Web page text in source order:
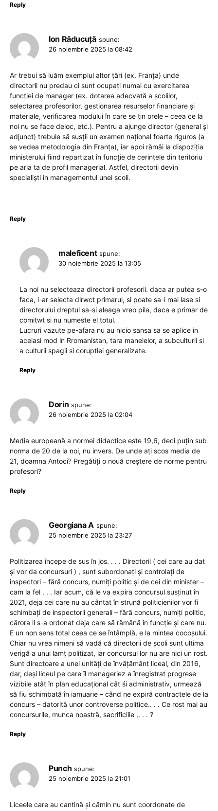
Reply
Ion Răducuță spune:
26 noiembrie 2025 la 08:42
Ar trebui să luăm exemplul altor țări (ex. Franța) unde
directorii nu predau ci sunt ocupați numai cu exercitarea
funcției de manager (ex. dotarea adecvată a școlilor,
selectarea profesorilor, gestionarea resurselor financiare și
materiale, verificarea modului în care se țin orele – ceea ce la
noi nu se face deloc, etc.). Pentru a ajunge director (general și
adjunct) trebuie să susții un examen național foarte riguros (a
se vedea metodologia din Franța), iar apoi rămâi la dispoziția
ministerului fiind repartizat în funcție de cerințele din teritoriu
pe aria ta de profil managerial. Astfel, directorii devin
specialiști in managementul unei școli.
Reply
maleficent spune:
30 noiembrie 2025 la 13:05
La noi nu selecteaza directorii profesorii. daca ar putea s-o
faca, i-ar selecta dirwct primarul, si poate sa-i mai lase si
directorului dreptul sa-si aleaga vreo pila, daca e primar de
comitwt si nu numeste el totul.
Lucruri vazute pe-afara nu au nicio sansa sa se aplice in
acelasi mod in Rromanistan, tara manelelor, a subculturii si
a culturii spagii si coruptiei generalizate.
Reply
Dorin spune:
26 noiembrie 2025 la 02:04
Media europeană a normei didactice este 19,6, deci puțin sub
norma de 20 de la noi, nu invers. De unde ați scos media de
21, doamna Antoci? Pregătiți o nouă creștere de norme pentru
profesori?
Reply
Georgiana A spune:
25 noiembrie 2025 la 23:27
Politizarea începe de sus în jos. . . . Directorii ( cei care au dat
și vor da concursuri ) , sunt subordonați și controlați de
inspectori – fără concurs, numiți politic și de cei din minister –
cam la fel . . . Iar acum, că le va expira concursul susținut în
2021, deja cei care nu au cântat în strună politicienilor vor fi
schimbați de inspectorii generali – fără concurs, numiți politic,
cărora li s-a ordonat deja care să rămână în funcție și care nu.
E un non sens total ceea ce se întâmplă, e la mintea cocoșului.
Chiar nu vrea nimeni să vadă că directorii de școli sunt ultima
verigă a unui lamț politizat, iar concursul lor nu are nici un rost.
Sunt directoare a unei unități de învățământ liceal, din 2016,
dar, deși liceul pe care îl manageriez a înregistrat progrese
vizibile atât în plan educațional cât śi administrativ, urmează
să fiu schimbată în iamuarie – când ne expiră contractele de la
concurs – datoritâ unor controverse politice.. . . Ce rost mai au
concursurile, munca noastră, sacrificiile ,. . . ?
Reply
Punch spune:
25 noiembrie 2025 la 21:01
Liceele care au cantină și cămin nu sunt coordonate de